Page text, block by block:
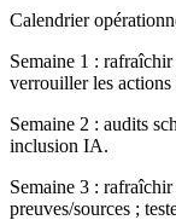
Calendrier
Semaine 1 :
verrouiller les actions
Semaine 2 : audits
inclusion IA.
Semaine 3 :
preuves/sources ;